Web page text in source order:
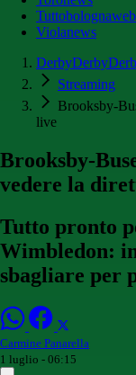
Tuttobolognaweb
Violanews
Streaming
Brooksby-
live
Brooksby-
vedere la
Tutto pronto
Wimbledon:
sbagliare per
Carmine Panarella
1 luglio - 06:15